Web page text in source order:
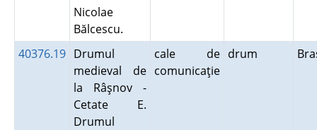
Nicolae
Bălcescu.
40376.19 Drumul
medieval de
la Râşnov -
Cetate E.
Drumul
cale de
comunicaţie
drum